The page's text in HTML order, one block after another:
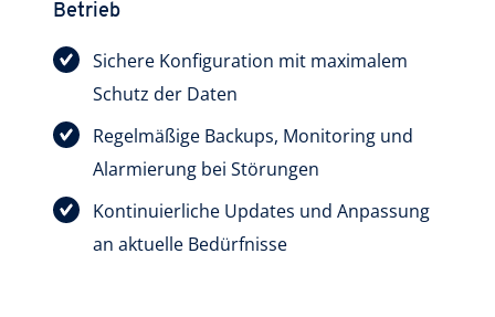
Betrieb
Sichere Konfiguration mit maximalem
Schutz der Daten
Regelmäßige Backups, Monitoring und
Alarmierung bei Störungen
Kontinuierliche Updates und Anpassung
an aktuelle Bedürfnisse